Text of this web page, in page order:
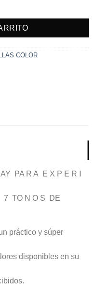
COLOR
PA R A E X P E R I
7 TO N O S DE
práctico y súper
disponibles en su